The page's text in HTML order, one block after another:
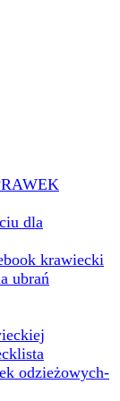
dla
krawiecki
ubrań
odzieżowych-